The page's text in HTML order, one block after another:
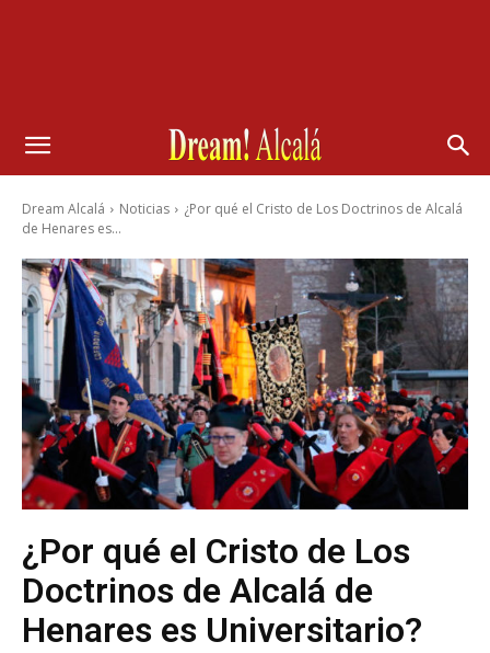
Dream Alcalá Noticias
¿Por qué el Cristo de Los Doctrinos de Alcalá
de Henares es...
¿Por qué el Cristo de Los
Doctrinos de Alcalá de
Henares es Universitario?